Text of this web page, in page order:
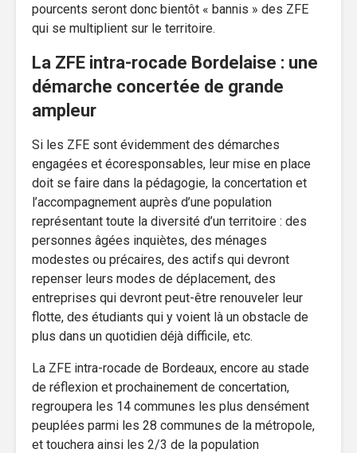
pourcents seront donc bientôt « bannis » des ZFE
qui se multiplient sur le territoire.
La ZFE intra-rocade Bordelaise : une
démarche concertée de grande
ampleur
Si les ZFE sont évidemment des démarches
engagées et écoresponsables, leur mise en place
doit se faire dans la pédagogie, la concertation et
l’accompagnement auprès d’une population
représentant toute la diversité d’un territoire : des
personnes âgées inquiètes, des ménages
modestes ou précaires, des actifs qui devront
repenser leurs modes de déplacement, des
entreprises qui devront peut-être renouveler leur
flotte, des étudiants qui y voient là un obstacle de
plus dans un quotidien déjà difficile, etc.
La ZFE intra-rocade de Bordeaux, encore au stade
de réflexion et prochainement de concertation,
regroupera les 14 communes les plus densément
peuplées parmi les 28 communes de la métropole,
et touchera ainsi les 2/3 de la population